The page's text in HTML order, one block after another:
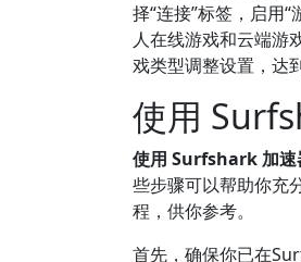
择“连接”标签，启用
人在线游戏和云端游
戏类型调整设置，达
使用
使用 Surfshark 加速
些步骤可以帮助你充
程，供你参考。
首先，确保你已在